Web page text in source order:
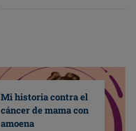
Mi historia contra el
cáncer de mama con
amoena